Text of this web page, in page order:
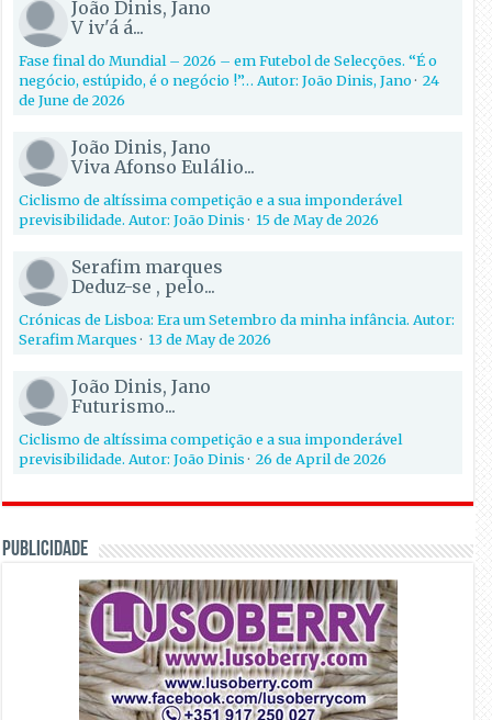
João Dinis, Jano
V iv'á á...
Fase final do Mundial – 2026 – em Futebol de Selecções. “É o
negócio, estúpido, é o negócio !”… Autor: João Dinis, Jano·24
de June de 2026
João Dinis, Jano
Viva Afonso Eulálio...
Ciclismo de altíssima competição e a sua imponderável
previsibilidade. Autor: João Dinis·15 de May de 2026
Serafim marques
Deduz-se , pelo...
Crónicas de Lisboa: Era um Setembro da minha infância. Autor:
Serafim Marques·13 de May de 2026
João Dinis, Jano
Futurismo...
Ciclismo de altíssima competição e a sua imponderável
previsibilidade. Autor: João Dinis·26 de April de 2026
PUBLICIDADE